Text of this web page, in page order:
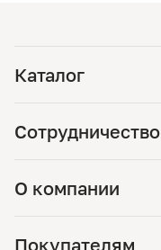
Каталог
Сотрудничество
О компании
Покупателям